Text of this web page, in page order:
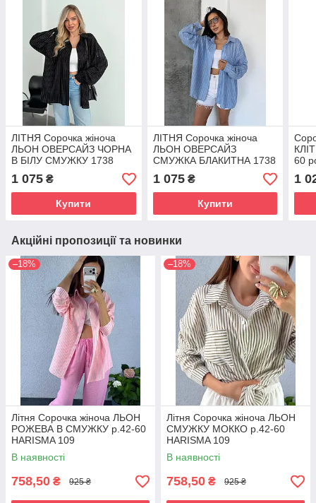
ЛІТНЯ Сорочка жіноча
ЛЬОН ОВЕРСАЙЗ ЧОРНА
В БІЛУ СМУЖКУ 1738
1 075 ₴
Купити
ЛІТНЯ Сорочка жіноча
ЛЬОН ОВЕРСАЙЗ
СМУЖКА БЛАКИТНА 1738
1 075₴
Купити
60
1
Акційні пропозиції та новинки
–18%
Літня Сорочка жіноча ЛЬОН
РОЖЕВА В СМУЖКУ р.42-60
HARISMA 109
В наявності
758,50 ₴ 925 ₴
–18%
Літня Сорочка жіноча ЛЬОН
СМУЖКУ МОККО р.42-60
HARISMA 109
В наявності
758,50 ₴ 925 ₴